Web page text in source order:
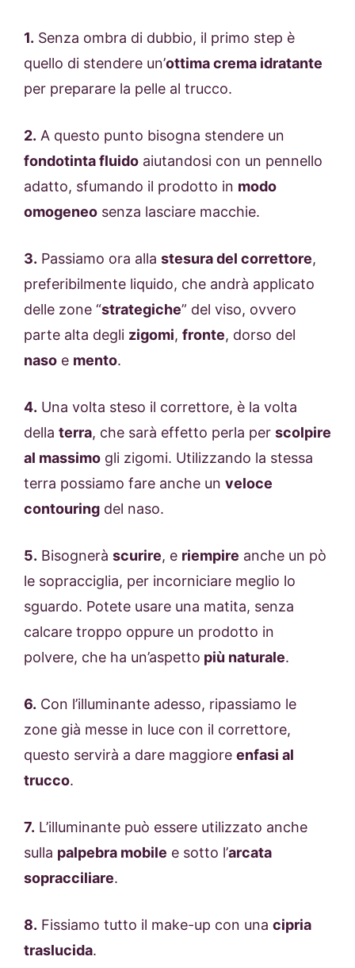
1. Senza ombra di dubbio, il primo step è
quello di stendere un’ottima crema idratante
per preparare la pelle al trucco.
2. A questo punto bisogna stendere un
fondotinta fluido aiutandosi con un pennello
adatto, sfumando il prodotto in modo
omogeneo senza lasciare macchie.
3. Passiamo ora alla stesura del correttore,
preferibilmente liquido, che andrà applicato
delle zone “strategiche” del viso, ovvero
parte alta degli zigomi, fronte, dorso del
naso e mento.
4. Una volta steso il correttore, è la volta
della terra, che sarà effetto perla per scolpire
al massimo gli zigomi. Utilizzando la stessa
terra possiamo fare anche un veloce
contouring del naso.
5. Bisognerà scurire, e riempire anche un pò
le sopracciglia, per incorniciare meglio lo
sguardo. Potete usare una matita, senza
calcare troppo oppure un prodotto in
polvere, che ha un’aspetto più naturale.
6. Con l’illuminante adesso, ripassiamo le
zone già messe in luce con il correttore,
questo servirà a dare maggiore enfasi al
trucco.
7. L’illuminante può essere utilizzato anche
sulla palpebra mobile e sotto l’arcata
sopracciliare.
8. Fissiamo tutto il make-up con una cipria
traslucida.